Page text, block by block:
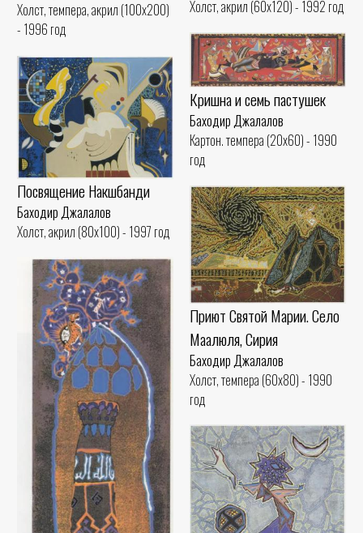
Холст, акрил (60x120) - 1992 год
Холст, темпера, акрил (100x200)
- 1996 год
Кришна и семь пастушек
Баходир Джалалов
Картон. темпера (20x60) - 1990
год
Посвящение Накшбанди
Баходир Джалалов
Холст, акрил (80x100) - 1997 год
Приют Святой Марии. Село
Маалюля, Сирия
Баходир Джалалов
Холст, темпера (60x80) - 1990
год